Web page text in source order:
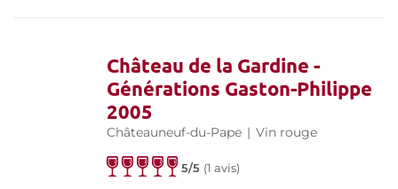
Château de la Gardine -
Générations Gaston-Philippe
2005
Châteauneuf-du-Pape | Vin rouge
5/5 (1 avis)